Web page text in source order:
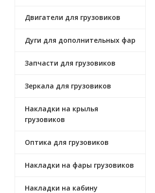
Двигатели для грузовиков
Дуги для дополнительных фар
Запчасти для грузовиков
Зеркала для грузовиков
Накладки на крылья
грузовиков
Оптика для грузовиков
Накладки на фары грузовиков
Накладки на кабину